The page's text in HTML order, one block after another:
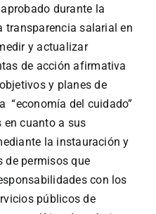
durante la
transparencia salarial en
y actualizar
de acción afirmativa
y planes de
“economía del cuidado”
en cuanto a sus
la instauración y
de permisos que
con los
públicos de